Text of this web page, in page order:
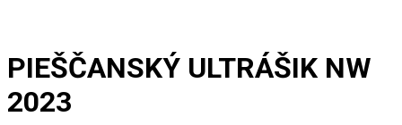
PIEŠČANSKÝ ULTRÁŠIK NW
2023